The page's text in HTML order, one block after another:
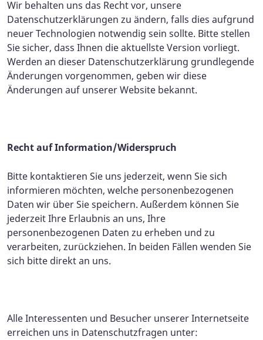
Wir behalten uns das Recht vor, unsere
Datenschutzerklärungen zu ändern, falls dies aufgrund
neuer Technologien notwendig sein sollte. Bitte stellen
Sie sicher, dass Ihnen die aktuellste Version vorliegt.
Werden an dieser Datenschutzerklärung grundlegende
Änderungen vorgenommen, geben wir diese
Änderungen auf unserer Website bekannt.
Recht auf Information/Widerspruch
Bitte kontaktieren Sie uns jederzeit, wenn Sie sich
informieren möchten, welche personenbezogenen
Daten wir über Sie speichern. Außerdem können Sie
jederzeit Ihre Erlaubnis an uns, Ihre
personenbezogenen Daten zu erheben und zu
verarbeiten, zurückziehen. In beiden Fällen wenden Sie
sich bitte direkt an uns.
Alle Interessenten und Besucher unserer Internetseite
erreichen uns in Datenschutzfragen unter: